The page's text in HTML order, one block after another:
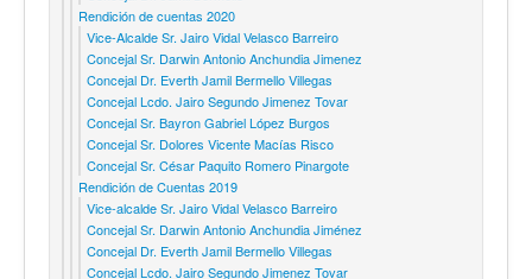
Rendición de cuentas 2020
Vice-Alcalde Sr. Jairo Vidal Velasco Barreiro
Concejal Sr. Darwin Antonio Anchundia Jimenez
Concejal Dr. Everth Jamil Bermello Villegas
Concejal Lcdo. Jairo Segundo Jimenez Tovar
Concejal Sr. Bayron Gabriel López Burgos
Concejal Sr. Dolores Vicente Macías Risco
Concejal Sr. César Paquito Romero Pinargote
Rendición de Cuentas 2019
Vice-alcalde Sr. Jairo Vidal Velasco Barreiro
Concejal Sr. Darwin Antonio Anchundia Jiménez
Concejal Dr. Everth Jamil Bermello Villegas
Concejal Lcdo. Jairo Segundo Jimenez Tovar